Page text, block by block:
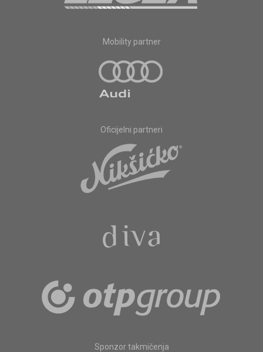
Mobility partner
Oficijelni partneri
Sponzor takmičenja